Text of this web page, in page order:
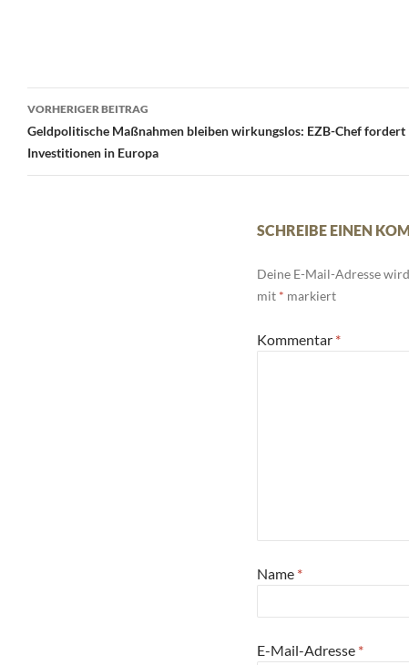
Beitrags-
Navigation
VORHERIGER BEITRAG
Geldpolitische Maßnahmen bleiben wirkungslos: EZB-Chef fordert
Investitionen in Europa
SCHREIBE EINEN
Deine E-Mail-Adresse
mit * markiert
Kommentar *
Name *
E-Mail-Adresse *